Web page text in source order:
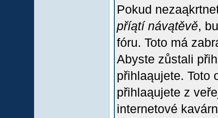
Pokud
příątí návątěvě,
fóru. Toto má
Abyste zůstali
přihlaąujete. Toto
přihlaąujete z
internetové